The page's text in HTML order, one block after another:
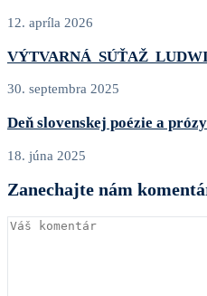
12. apríla 2026
VÝTVARNÁ SÚŤAŽ
30. septembra 2025
Deň slovenskej poézie a
18. júna 2025
Zanechajte nám